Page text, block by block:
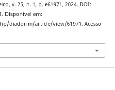
v. 25, n. 1, p. e61971, 2024. DOI:
Disponível em:
diadorim/article/view/61971. Acesso